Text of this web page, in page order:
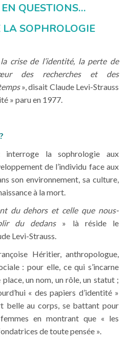
EN QUESTIONS…
SOPHROLOGIE
crise de l’identité, la perte de
des recherches et des
», disait Claude Levi-Strauss
» paru en 1977.
la sophrologie aux
de l’individu face aux
son environnement, sa culture,
à la mort.
du dehors et celle que nous-
du dedans» là réside le
Levi-Strauss.
Héritier, anthropologue,
: pour elle, ce qui s’incarne
place, un nom, un rôle, un statut ;
« des papiers d’identité »
belle au corps, se battant pour
en montrant que « les
de toute pensée ».